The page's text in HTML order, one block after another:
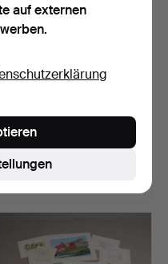
JUGENDSTIL-
TINTENFASS AUS
MESSING & ARTS &…
Beendet 6. Aug 2026
1 Gebot
auf externen